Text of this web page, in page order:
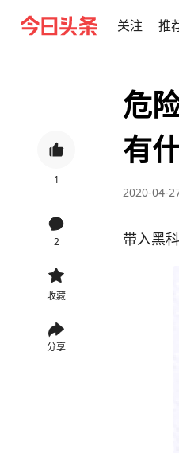
关注 推
1
2
收藏
分享
危
有
2020-04-
带入黑